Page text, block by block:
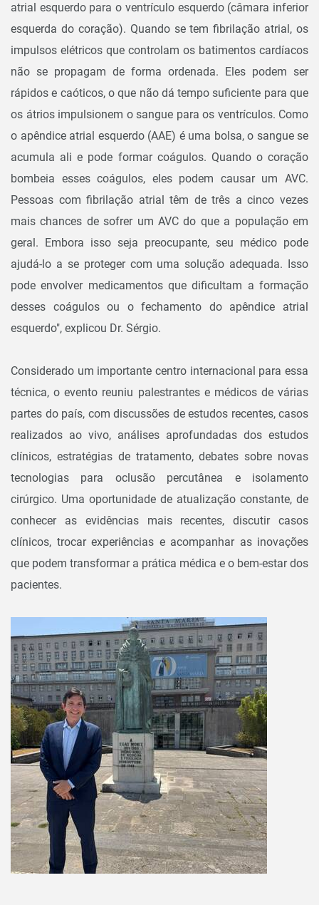
atrial esquerdo para o ventrículo esquerdo (câmara inferior
esquerda do coração). Quando se tem fibrilação atrial, os
impulsos elétricos que controlam os batimentos cardíacos
não se propagam de forma ordenada. Eles podem ser
rápidos e caóticos, o que não dá tempo suficiente para que
os átrios impulsionem o sangue para os ventrículos. Como
o apêndice atrial esquerdo (AAE) é uma bolsa, o sangue se
acumula ali e pode formar coágulos. Quando o coração
bombeia esses coágulos, eles podem causar um AVC.
Pessoas com fibrilação atrial têm de três a cinco vezes
mais chances de sofrer um AVC do que a população em
geral. Embora isso seja preocupante, seu médico pode
ajudá-lo a se proteger com uma solução adequada. Isso
pode envolver medicamentos que dificultam a formação
desses coágulos ou o fechamento do apêndice atrial
esquerdo", explicou Dr. Sérgio.
Considerado um importante centro internacional para essa
técnica, o evento reuniu palestrantes e médicos de várias
partes do país, com discussões de estudos recentes, casos
realizados ao vivo, análises aprofundadas dos estudos
clínicos, estratégias de tratamento, debates sobre novas
tecnologias para oclusão percutânea e isolamento
cirúrgico. Uma oportunidade de atualização constante, de
conhecer as evidências mais recentes, discutir casos
clínicos, trocar experiências e acompanhar as inovações
que podem transformar a prática médica e o bem-estar dos
pacientes.